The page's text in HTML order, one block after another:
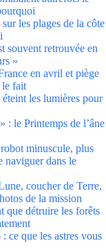
les plages de la côte
souvent retrouvée en
»
en avril et piège
le fait
les lumières pour
: le Printemps de l’âne
minuscule, plus
naviguer dans le
coucher de Terre,
de la mission
que détruire les forêts
ce que les astres vous